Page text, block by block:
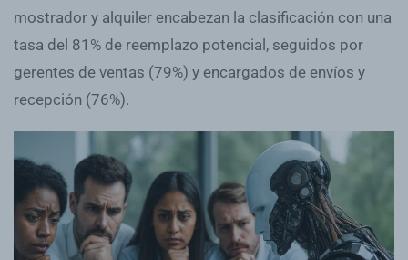
mostrador y alquiler encabezan la clasificación con una
tasa del 81% de reemplazo potencial, seguidos por
gerentes de ventas (79%) y encargados de envíos y
recepción (76%).